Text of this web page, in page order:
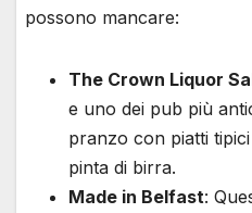
possono mancare:
The Crown Liquor
e uno dei pub più
pranzo con piatti
pinta di birra.
Made in Belfast: